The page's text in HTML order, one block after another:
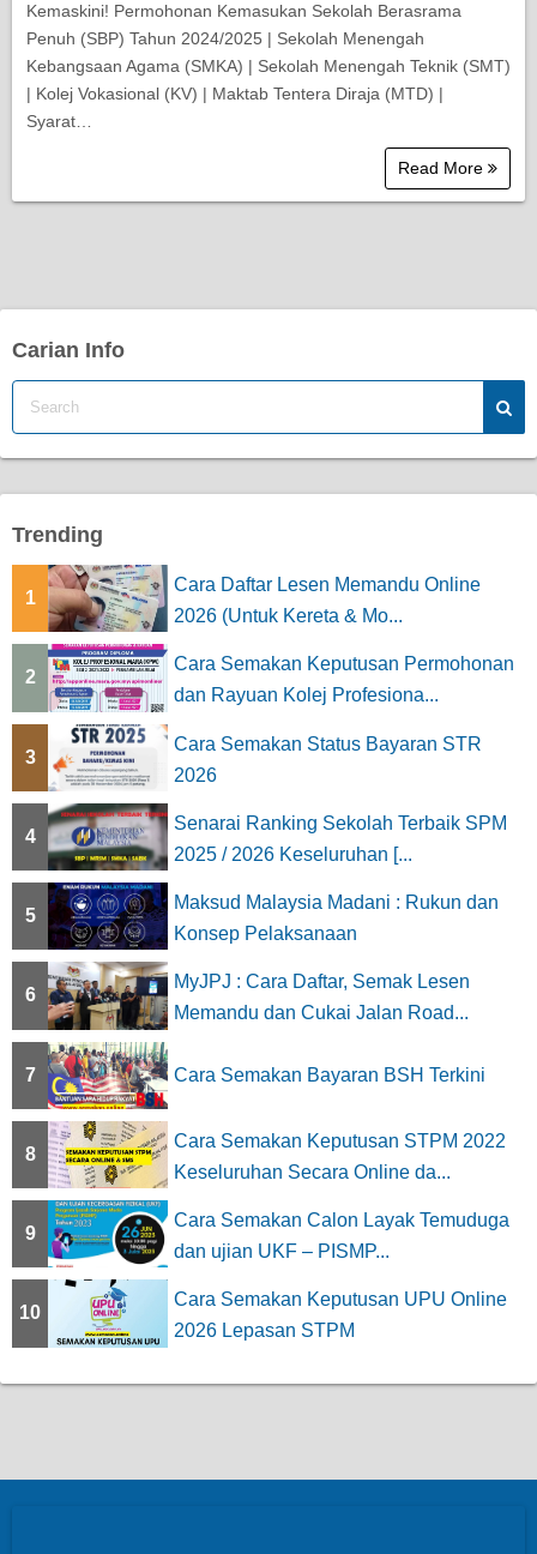
Kemaskini! Permohonan Kemasukan Sekolah Berasrama
Penuh (SBP) Tahun 2024/2025 | Sekolah Menengah
Kebangsaan Agama (SMKA) | Sekolah Menengah Teknik (SMT)
| Kolej Vokasional (KV) | Maktab Tentera Diraja (MTD) |
Syarat…
Read More
Carian Info
Trending
1
Cara Daftar Lesen Memandu Online
2026 (Untuk Kereta & Mo...
2
Cara Semakan Keputusan Permohonan
dan Rayuan Kolej Profesiona...
3
Cara Semakan Status Bayaran STR
2026
4
Senarai Ranking Sekolah Terbaik SPM
2025 / 2026 Keseluruhan [...
5
Maksud Malaysia Madani : Rukun dan
Konsep Pelaksanaan
6
MyJPJ : Cara Daftar, Semak Lesen
Memandu dan Cukai Jalan Road...
7 Cara Semakan Bayaran BSH Terkini
8
Cara Semakan Keputusan STPM 2022
Keseluruhan Secara Online da...
9
Cara Semakan Calon Layak Temuduga
dan ujian UKF – PISMP...
10
Cara Semakan Keputusan UPU Online
2026 Lepasan STPM